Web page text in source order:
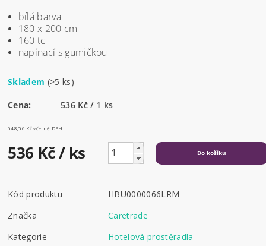
bílá barva
180 x 200 cm
160 tc
napínací s gumičkou
Skladem (>5 ks)
Cena: 536 Kč / 1 ks
648,56 Kč včetně DPH
536 Kč/ ks
Kód produktu
HBU0000066LRM
Značka
Caretrade
Kategorie
Hotelová prostěradla